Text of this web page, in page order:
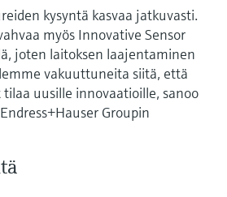
tilauskoodin
kysyntä kasvaa jatkuvasti.
myös Innovative Sensor
joten laitoksen laajentaminen
vakuuttuneita siitä, että
uusille innovaatioille, sanoo
Groupin